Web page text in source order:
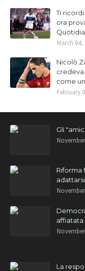
Ti
ora
March 04,
Nicolò
credeva
come
February
Gli
Riforma
affiatata
La